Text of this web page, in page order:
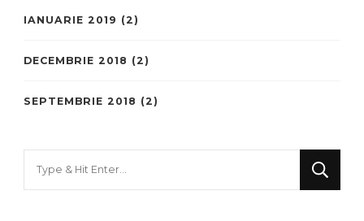
IANUARIE 2019 (2)
DECEMBRIE 2018 (2)
SEPTEMBRIE 2018 (2)